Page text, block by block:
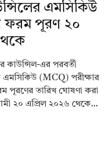
এমসিকিউ
ফরম পূরণ ২০
কাউন্সিল-এর পরবর্তী
এমসিকিউ (MCQ) পরীক্ষার
পূরণের তারিখ ঘোষণা করা
২০ এপ্রিল ২০২৬ থেকে...